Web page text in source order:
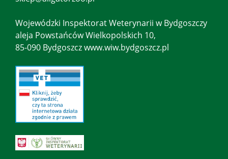
Wojewódzki Inspektorat Weterynarii w Bydgoszczy
aleja Powstańców Wielkopolskich 10,
85-090 Bydgoszcz www.wiw.bydgoszcz.pl